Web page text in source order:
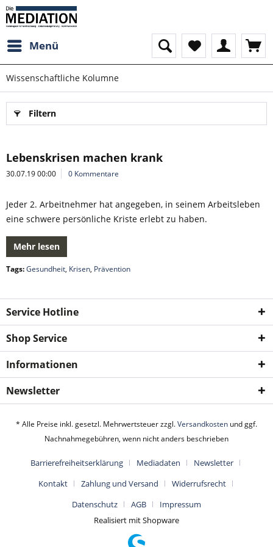
Menü
Wissenschaftliche Kolumne
Filtern
Lebenskrisen machen krank
30.07.19 00:00 0 Kommentare
Jeder 2. Arbeitnehmer hat angegeben, in seinem Arbeitsleben
eine schwere persönliche Kriste erlebt zu haben.
Mehr lesen
Tags:Gesundheit, Krisen, Prävention
Service Hotline
Shop Service
Informationen
Newsletter
* Alle Preise inkl. gesetzl. Mehrwertsteuer zzgl.Versandkosten und ggf.
Nachnahmegebühren, wenn nicht anders beschrieben
Barrierefreiheitserklärung Mediadaten
Newsletter
Kontakt
Zahlung und Versand
Widerrufsrecht
Datenschutz
AGB
Impressum
Realisiert mit Shopware